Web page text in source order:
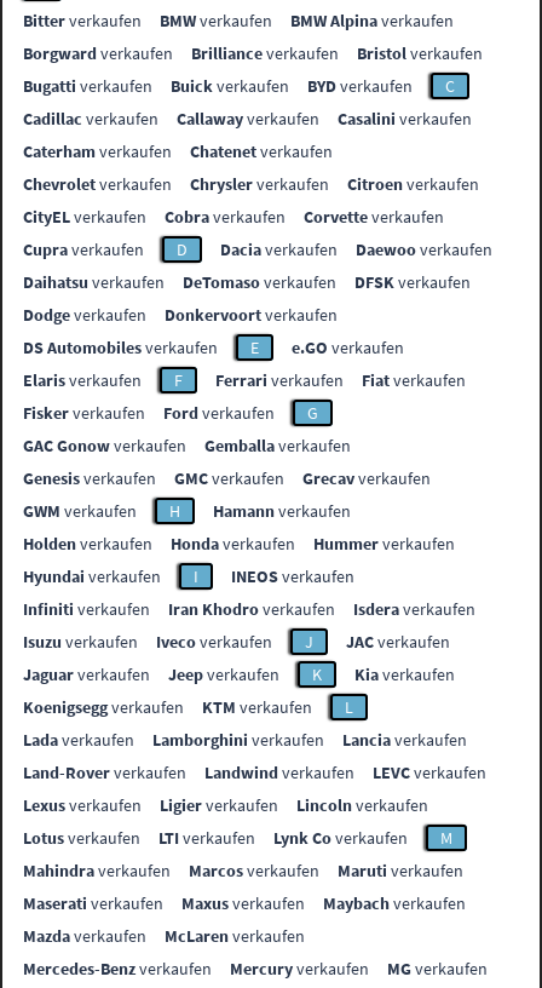
Bitterverkaufen BMWverkaufen BMW Alpinaverkaufen
Borgwardverkaufen Brillianceverkaufen Bristolverkaufen
Bugatti verkaufen Buickverkaufen BYDverkaufen
C
Cadillac verkaufen Callawayverkaufen Casalini verkaufen
Caterhamverkaufen Chatenetverkaufen
Chevroletverkaufen Chryslerverkaufen Citroenverkaufen
CityELverkaufen Cobraverkaufen Corvetteverkaufen
Cupraverkaufen D Daciaverkaufen Daewooverkaufen
Daihatsu verkaufen DeTomasoverkaufen DFSKverkaufen
Dodgeverkaufen Donkervoortverkaufen
DS Automobilesverkaufen E e.GO verkaufen
Elarisverkaufen F Ferrari verkaufen Fiatverkaufen
Fiskerverkaufen Fordverkaufen
G
GAC Gonowverkaufen Gemballaverkaufen
Genesisverkaufen GMCverkaufen Grecavverkaufen
GWM verkaufen H Hamannverkaufen
Holdenverkaufen Hondaverkaufen Hummerverkaufen
Hyundai verkaufen I INEOSverkaufen
Infiniti verkaufen Iran Khodroverkaufen Isderaverkaufen
Isuzu verkaufen Ivecoverkaufen J JACverkaufen
Jaguarverkaufen Jeepverkaufen K Kiaverkaufen
Koenigseggverkaufen KTM verkaufen
L
Ladaverkaufen Lamborghini verkaufen Lanciaverkaufen
Land-Roververkaufen Landwindverkaufen LEVCverkaufen
Lexusverkaufen Ligierverkaufen Lincolnverkaufen
Lotusverkaufen LTIverkaufen Lynk Coverkaufen
M
Mahindraverkaufen Marcosverkaufen Maruti verkaufen
Maserati verkaufen Maxusverkaufen Maybachverkaufen
Mazdaverkaufen McLarenverkaufen
Mercedes-Benzverkaufen Mercuryverkaufen MGverkaufen